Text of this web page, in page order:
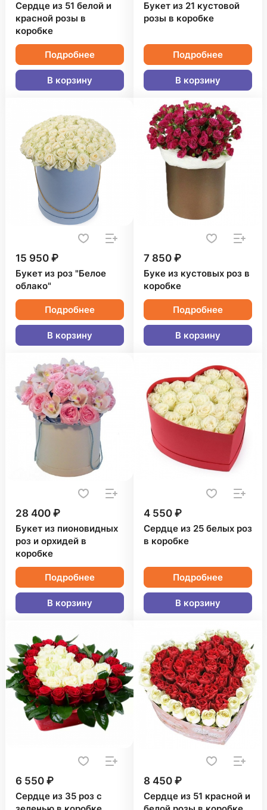
Сердце из 51 белой и
красной розы в
коробке
Подробнее
В корзину
Букет из 21 кустовой
розы в коробке
Подробнее
В корзину
15 950 ₽
Букет из роз "Белое
облако"
Подробнее
В корзину
7 850 ₽
Буке из кустовых роз в
коробке
Подробнее
В корзину
28 400 ₽
Букет из пионовидных
роз и орхидей в
коробке
Подробнее
В корзину
4 550 ₽
Сердце из 25 белых роз
в коробке
Подробнее
В корзину
6 550 ₽
Сердце из 35 роз с
8 450 ₽
Сердце из 51 красной и